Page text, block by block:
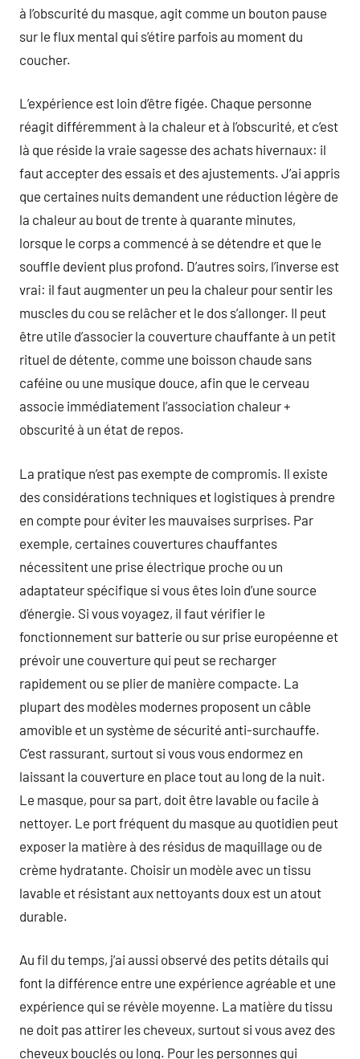
à l’obscurité du masque, agit comme un bouton pause
sur le flux mental qui s’étire parfois au moment du
coucher.
L’expérience est loin d’être figée. Chaque personne
réagit différemment à la chaleur et à l’obscurité, et c’est
là que réside la vraie sagesse des achats hivernaux: il
faut accepter des essais et des ajustements. J’ai appris
que certaines nuits demandent une réduction légère de
la chaleur au bout de trente à quarante minutes,
lorsque le corps a commencé à se détendre et que le
souffle devient plus profond. D’autres soirs, l’inverse est
vrai: il faut augmenter un peu la chaleur pour sentir les
muscles du cou se relâcher et le dos s’allonger. Il peut
être utile d’associer la couverture chauffante à un petit
rituel de détente, comme une boisson chaude sans
caféine ou une musique douce, afin que le cerveau
associe immédiatement l’association chaleur +
obscurité à un état de repos.
La pratique n’est pas exempte de compromis. Il existe
des considérations techniques et logistiques à prendre
en compte pour éviter les mauvaises surprises. Par
exemple, certaines couvertures chauffantes
nécessitent une prise électrique proche ou un
adaptateur spécifique si vous êtes loin d’une source
d’énergie. Si vous voyagez, il faut vérifier le
fonctionnement sur batterie ou sur prise européenne et
prévoir une couverture qui peut se recharger
rapidement ou se plier de manière compacte. La
plupart des modèles modernes proposent un câble
amovible et un système de sécurité anti-surchauffe.
C’est rassurant, surtout si vous vous endormez en
laissant la couverture en place tout au long de la nuit.
Le masque, pour sa part, doit être lavable ou facile à
nettoyer. Le port fréquent du masque au quotidien peut
exposer la matière à des résidus de maquillage ou de
crème hydratante. Choisir un modèle avec un tissu
lavable et résistant aux nettoyants doux est un atout
durable.
Au fil du temps, j’ai aussi observé des petits détails qui
font la différence entre une expérience agréable et une
expérience qui se révèle moyenne. La matière du tissu
ne doit pas attirer les cheveux, surtout si vous avez des
cheveux bouclés ou long. Pour les personnes qui